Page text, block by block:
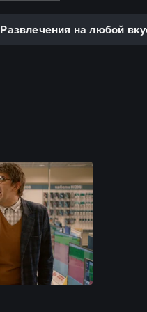
Развлечения на любой